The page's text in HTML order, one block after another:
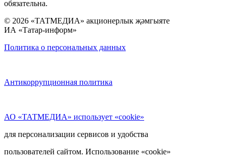
обязательна.
© 2026 «ТАТМЕДИА» акционерлык җәмгыяте
ИА «Татар-информ»
Политика о персональных данных
Антикоррупционная политика
АО «ТАТМЕДИА» использует «cookie»
для персонализации сервисов и удобства
пользователей сайтом. Использование «cookie»